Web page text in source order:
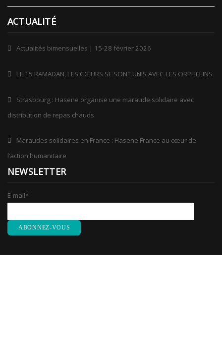
ACTUALITÉ
Actualités bimensuelles | 15-28 février 2026
LE 15 RAMADAN, LES CŒURS SE SONT UNIS AVEC LES ORPHELINS
Strasbourg : Hasene organise une maraude solidaire avec
distribution de repas chauds
Maraudes solidaires en France : Hasene France au cœur de
l’action humanitaire
NEWSLETTER
E-mail*